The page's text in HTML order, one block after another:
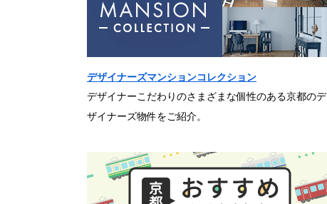
デザイナーズマンションコレクション
デザイナーこだわりのさまざまな個性のある京都のデ
ザイナーズ物件をご紹介。